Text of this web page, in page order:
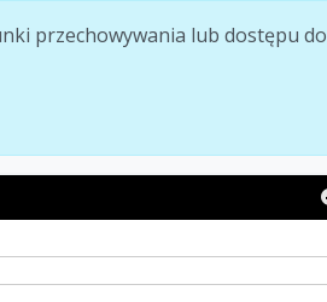
przechowywania lub dostępu do